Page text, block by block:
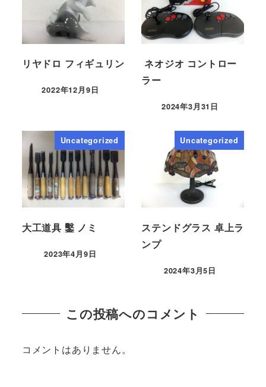
リヤドロ フィギュリン
2022年12月9日
ネオジオ コントロー
ラー
2024年3月31日
Uncategorized
大工道具 鑿 ノミ
2023年4月9日
Uncategorized
ステンドグラス 卓上ラ
ンプ
2024年3月5日
この投稿へのコメント
コメントはありません。